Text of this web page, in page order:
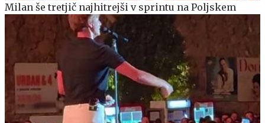
Milan še tretjič najhitrejši v sprintu na Poljskem